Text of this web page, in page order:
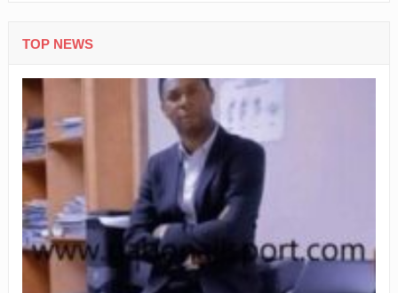
TOP NEWS